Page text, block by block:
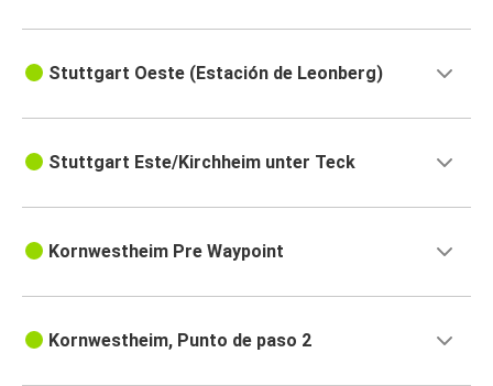
Stuttgart Oeste (Estación de Leonberg)
Stuttgart Este/Kirchheim unter Teck
Kornwestheim Pre Waypoint
Kornwestheim, Punto de paso 2